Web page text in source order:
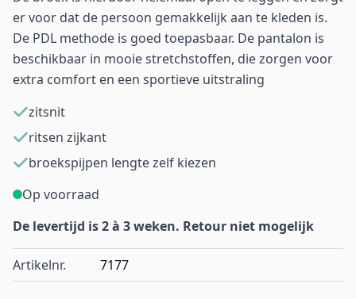
er voor dat de persoon gemakkelijk aan te kleden is.
De PDL methode is goed toepasbaar. De pantalon is
beschikbaar in mooie stretchstoffen, die zorgen voor
extra comfort en een sportieve uitstraling
zitsnit
ritsen zijkant
broekspijpen lengte zelf kiezen
Op voorraad
De levertijd is 2 à 3 weken. Retour niet mogelijk
Artikelnr. 7177